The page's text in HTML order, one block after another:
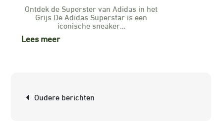
Ontdek de Superster van Adidas in het
Grijs De Adidas Superstar is een
iconische sneaker…
Lees meer
Oudere berichten